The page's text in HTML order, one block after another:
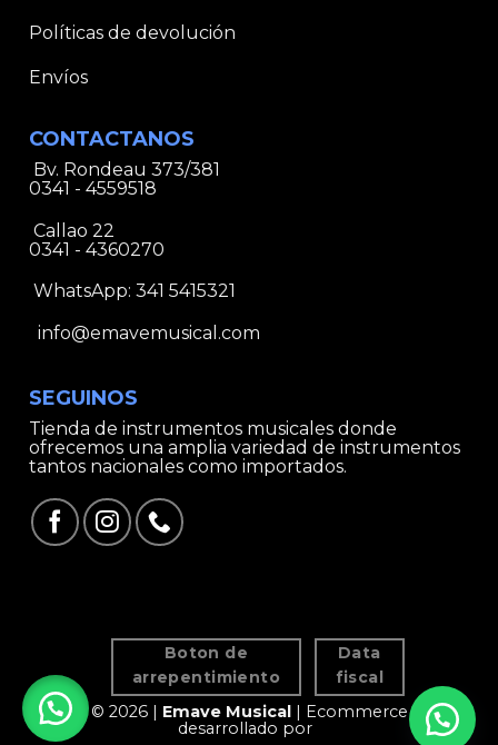
Políticas de devolución
Envíos
CONTACTANOS
Bv. Rondeau 373/381
0341 - 4559518
Callao 22
0341 - 4360270
WhatsApp: 341 5415321
info@emavemusical.com
SEGUINOS
Tienda de instrumentos musicales donde
ofrecemos una amplia variedad de instrumentos
tantos nacionales como importados.
Boton de
arrepentimiento
Data
fiscal
© 2026 | Emave Musical| Ecommerce
desarrollado por